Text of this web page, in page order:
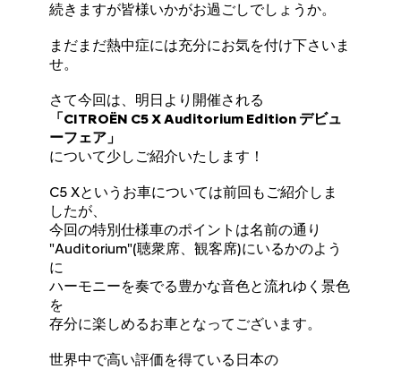
続きますが皆様いかがお過ごしでしょうか。
まだまだ熱中症には充分にお気を付け下さいま
せ。
さて今回は、明日より開催される
「CITROËN C5 X Auditorium Edition デビュ
ーフェア」
について少しご紹介いたします！
C5 Xというお車については前回もご紹介しま
したが、
今回の特別仕様車のポイントは名前の通り
"Auditorium"(聴衆席、観客席)にいるかのよう
に
ハーモニーを奏でる豊かな音色と流れゆく景色
を
存分に楽しめるお車となってございます。
世界中で高い評価を得ている日本の